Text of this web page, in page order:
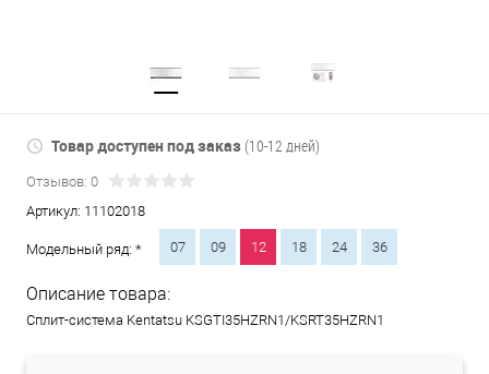
Товар доступен под заказ (10-12 дней)
Отзывов: 0
Артикул: 11102018
Модельный ряд: * 07 09 12 18 24 36
Описание товара:
Сплит-система Kentatsu KSGTI35HZRN1/KSRT35HZRN1